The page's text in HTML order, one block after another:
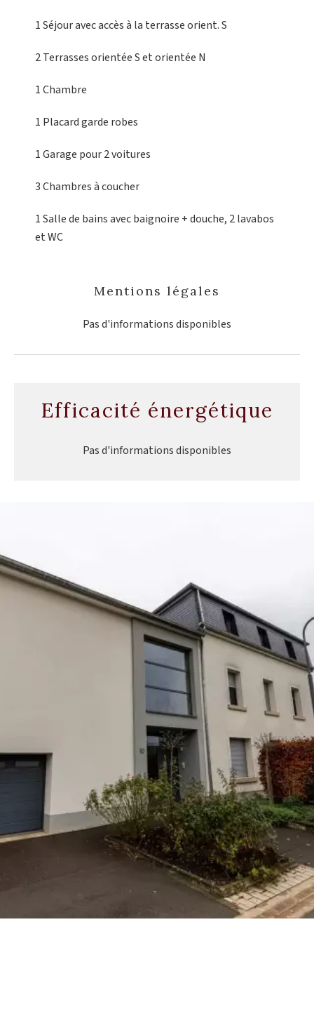
1 Séjouravec accès à la terrasse orient. S
2 Terrassesorientée S et orientée N
1 Chambre
1 Placardgarde robes
1 Garage pour 2 voitures
3 Chambresà coucher
1 Salle de bainsavec baignoire + douche, 2 lavabos
et WC
Mentions légales
Pas d'informations disponibles
Efficacité énergétique
Pas d'informations disponibles